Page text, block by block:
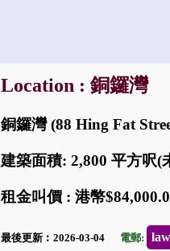
Location : 銅鑼灣
銅鑼灣 (88 Hing Fat
建築面積: 2,800 平方呎(
租金叫價 : 港幣
最後更新︰2026-03-04 電郵: